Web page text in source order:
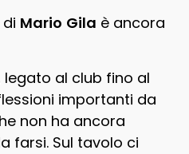
Mario Gila è ancora
al club fino al
importanti da
non ha ancora
farsi. Sul tavolo ci